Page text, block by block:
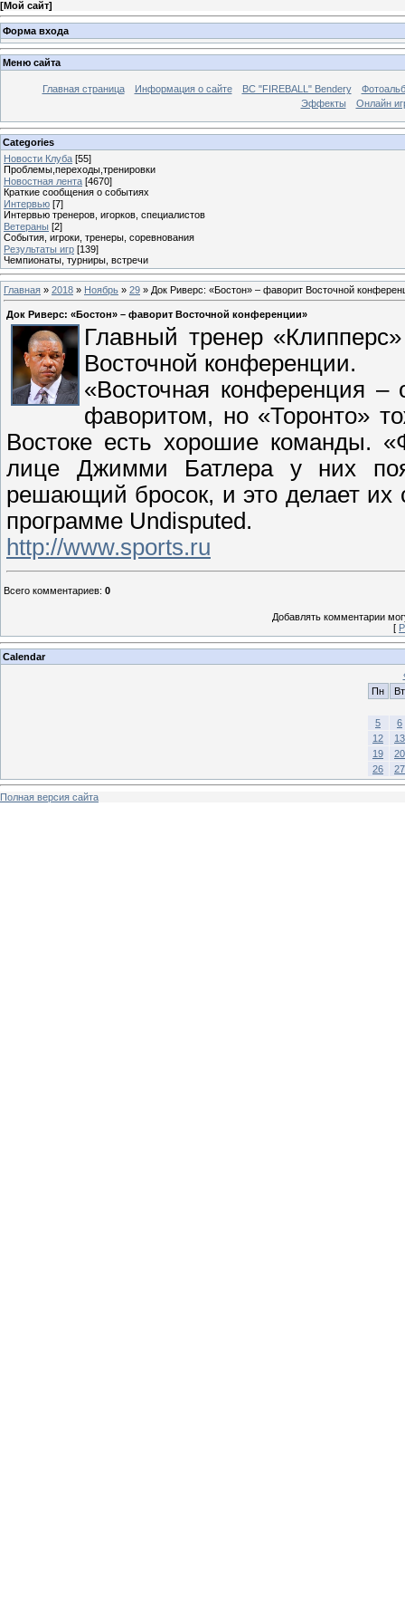
[Мой сайт]
Форма входа
Меню сайта
Главная страница Информация о сайте BC "FIREBALL" Bendery
Эффекты
Онлайн
Categories
Новости Клуба [55]
Проблемы,переходы,тренировки
Новостная лента [4670]
Краткие сообщения о событиях
Интервью [7]
Интервью тренеров, игорков, специалистов
Ветераны [2]
События, игроки, тренеры, соревнования
Результаты игр [139]
Чемпионаты, турниры, встречи
Главная » 2018 » Ноябрь » 29 » Док Риверс: «Бостон» – фаворит Восточной
Док Риверс: «Бостон» – фаворит Восточной конференции»
Главный тренер
Восточной конференции.
«Восточная конференция
фаворитом, но «Торонто»
Востоке есть хорошие команды.
лице Джимми Батлера у них
решающий бросок, и это делает их
программе Undisputed.
http://www.sports.ru
Всего комментариев: 0
Добавлять комментарии
[
Calendar
Пн
Вт
5
6
12
13
19
20
26
27
Полная версия сайта